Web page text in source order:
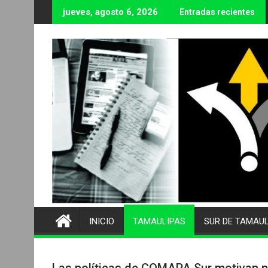
al
contenido
jueves, agosto 6, 2026 Entradas recientes
INICIO TAMAULIPAS SUR DE